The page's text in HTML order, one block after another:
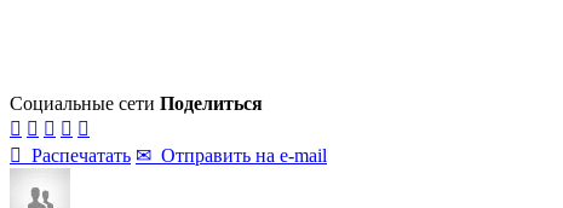
Социальные сети Поделиться
    
 Распечатать ✉ Отправить на e-mail